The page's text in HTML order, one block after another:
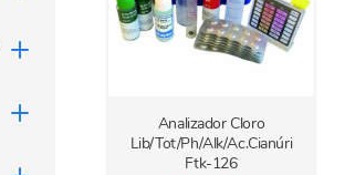
Analizador Cloro
Lib/Tot/Ph/Alk/Ac.Cianúri
Ftk-126